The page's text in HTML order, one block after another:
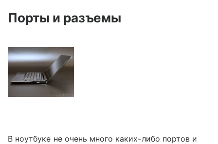
Порты и разъемы
В ноутбуке не очень много каких-либо портов и